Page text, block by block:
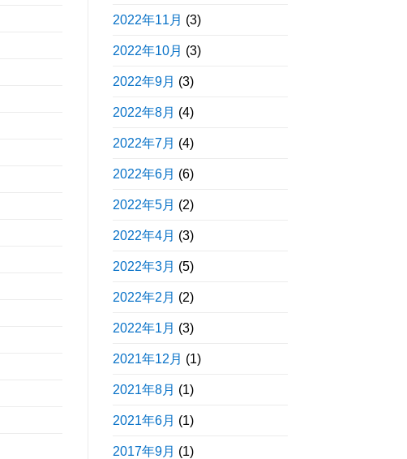
2022年11月 (3)
2022年10月 (3)
2022年9月 (3)
2022年8月 (4)
2022年7月 (4)
2022年6月 (6)
2022年5月 (2)
2022年4月 (3)
2022年3月 (5)
2022年2月 (2)
2022年1月 (3)
2021年12月 (1)
2021年8月 (1)
2021年6月 (1)
2017年9月 (1)